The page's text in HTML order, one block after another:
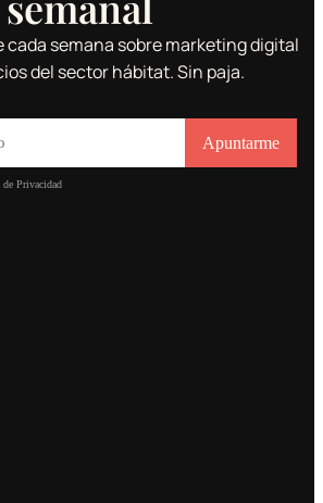
cada semana sobre marketing digital
del sector hábitat. Sin paja.